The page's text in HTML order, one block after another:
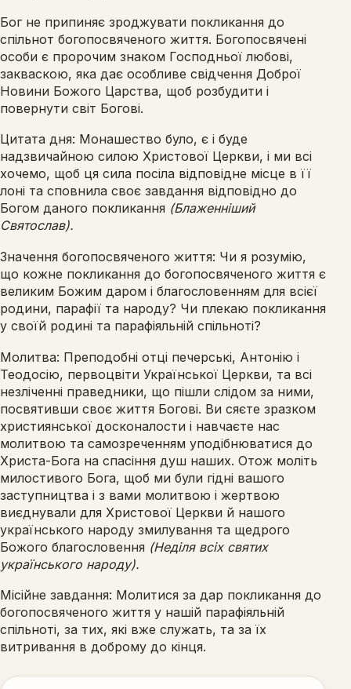
Бог не припиняє зроджувати покликання до
спільнот богопосвяченого життя. Богопосвячені
особи є пророчим знаком Господньої любові,
закваскою, яка дає особливе свідчення Доброї
Новини Божого Царства, щоб розбудити і
повернути світ Богові.
Цитата дня: Монашество було, є і буде
надзвичайною силою Христової Церкви, і ми всі
хочемо, щоб ця сила посіла відповідне місце в її
лоні та сповнила своє завдання відповідно до
Богом даного покликання (Блаженніший
Святослав).
Значення богопосвяченого життя: Чи я розумію,
що кожне покликання до богопосвяченого життя є
великим Божим даром і благословенням для всієї
родини, парафії та народу? Чи плекаю покликання
у своїй родині та парафіяльній спільноті?
Молитва: Преподобні отці печерські, Антонію і
Теодосію, первоцвіти Української Церкви, та всі
незліченні праведники, що пішли слідом за ними,
посвятивши своє життя Богові. Ви сяєте зразком
християнської досконалости і навчаєте нас
молитвою та самозреченням уподібнюватися до
Христа-Бога на спасіння душ наших. Отож моліть
милостивого Бога, щоб ми були гідні вашого
заступництва і з вами молитвою і жертвою
виєднували для Христової Церкви й нашого
українського народу змилування та щедрого
Божого благословення (Неділя всіх святих
українського народу).
Місійне завдання: Молитися за дар покликання до
богопосвяченого життя у нашій парафіяльній
спільноті, за тих, які вже служать, та за їх
витривання в доброму до кінця.